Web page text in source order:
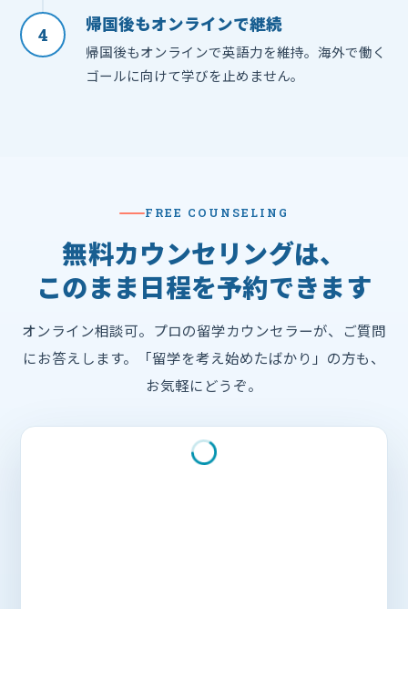
4 帰国後もオンラインで継続
帰国後もオンラインで英語力を維持。海外で働く
ゴールに向けて学びを止めません。
FREE COUNSELING
無料カウンセリングは、
このまま日程を予約できます
オンライン相談可。プロの留学カウンセラーが、ご質問
にお答えします。「留学を考え始めたばかり」の方も、
お気軽にどうぞ。